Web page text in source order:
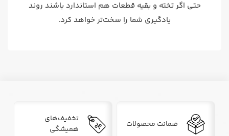
حتی اگر تخته و بقیه قطعات هم استاندارد باشند روند
یادگیری شما را سخت‌تر خواهد کرد.
ضمانت محصولات
تخفیف‌های
همیشگی